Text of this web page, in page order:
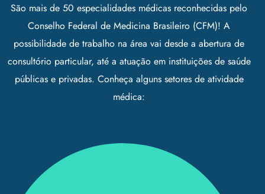
São mais de 50 especialidades médicas reconhecidas pelo
Conselho Federal de Medicina Brasileiro (CFM)! A
possibilidade de trabalho na área vai desde a abertura de
consultório particular, até a atuação em instituições de saúde
públicas e privadas. Conheça alguns setores de atividade
médica: